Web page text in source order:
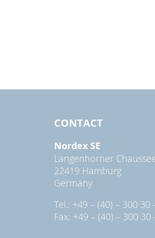
CONTACT
Nordex SE
Langenhorner
22419 Hamburg
Germany
Tel.: +49 – (40) – 300 30
Fax: +49 – (40) – 300 30